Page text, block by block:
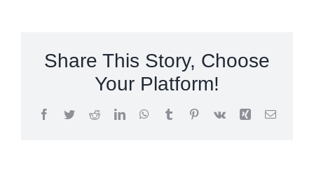
Share This Story, Choose
Your Platform!
Facebook
TwitterRedditLinkedInWhatsApp
TumblrPinterest
Vk Xing Email